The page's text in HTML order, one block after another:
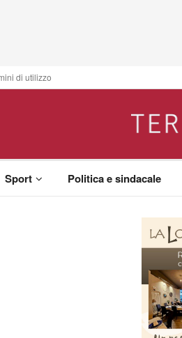
di utilizzo
Sport Politica e sindacale